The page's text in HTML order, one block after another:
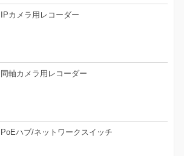
IPカメラ用レコーダー
同軸カメラ用レコーダー
PoEハブ/ネットワークスイッチ